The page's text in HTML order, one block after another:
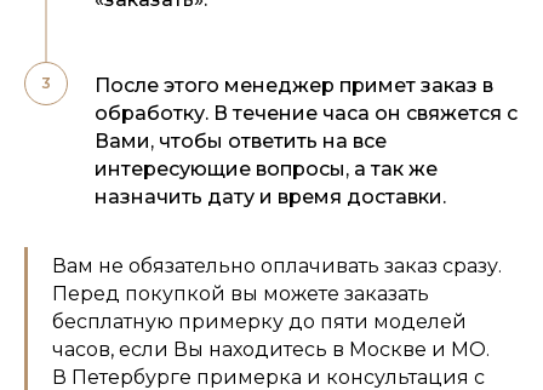
После этого менеджер примет заказ в
обработку. В течение часа он свяжется с
Вами, чтобы ответить на все
интересующие вопросы, а так же
назначить дату и время доставки.
Вам не обязательно оплачивать заказ сразу.
Перед покупкой вы можете заказать
бесплатную примерку до пяти моделей
часов, если Вы находитесь в Москве и МО.
В Петербурге примерка и консультация с